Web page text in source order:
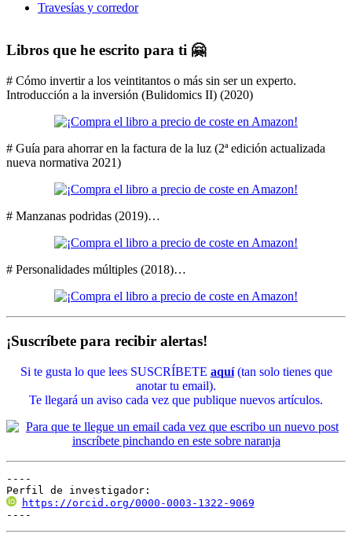
Travesías y corredor
Libros que he escrito para ti 🤗
# Cómo invertir a los veintitantos o más sin ser un experto.
Introducción a la inversión (Bulidomics II) (2020)
# Guía para ahorrar en la factura de la luz (2ª edición actualizada
nueva normativa 2021)
# Manzanas podridas (2019)…
# Personalidades múltiples (2018)…
¡Suscríbete para recibir alertas!
Si te gusta lo que lees SUSCRÍBETE aquí(tan solo tienes que
anotar tu email).
Te llegará un aviso cada vez que publique nuevos artículos.
----
Perfil de investigador:
https://orcid.org/0000-0003-1322-9069
----